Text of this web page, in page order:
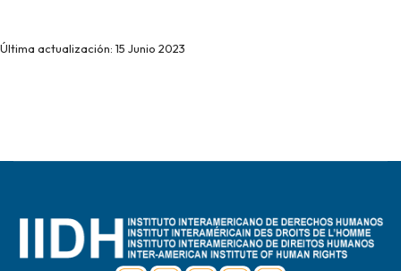
Última actualización: 15 Junio 2023